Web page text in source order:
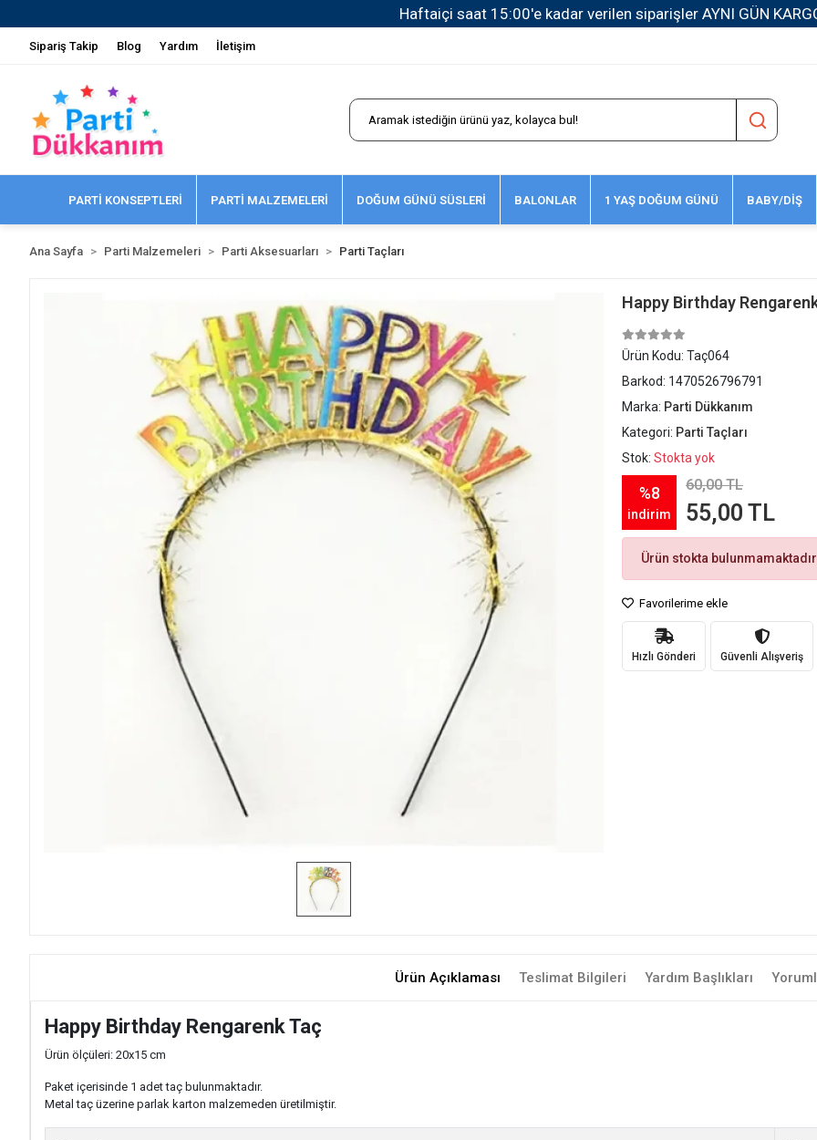
1500 TL ve Üzeri Kargo Ücretsiz!
Sipariş Takip Blog Yardım İletişim
PARTİ KONSEPTLERİ PARTİ MALZEMELERİ DOĞUM GÜNÜ SÜSLERİ BALONLAR 1 YAŞ DOĞUM GÜNÜ BABY/DİŞ
Ana Sayfa Parti Malzemeleri Parti Aksesuarları Parti Taçları
Happy Birthday
Ürün Kodu: Taç064
Barkod: 1470526796791
Marka: Parti Dükkanım
Kategori: Parti Taçları
Stok: Stokta yok
%8
indirim
60,00 TL
55,00 TL
Ürün stokta
Favorilerime ekle
Hızlı Gönderi Güvenli Alışveriş
Ürün Açıklaması Teslimat Bilgileri Yardım Başlıkları
Happy Birthday Rengarenk Taç
Ürün ölçüleri: 20x15 cm
Paket içerisinde 1 adet taç bulunmaktadır.
Metal taç üzerine parlak karton malzemeden üretilmiştir.